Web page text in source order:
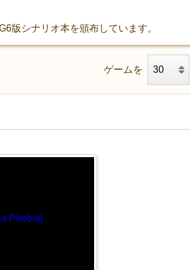
版シナリオ本を頒布しています。
ゲームを